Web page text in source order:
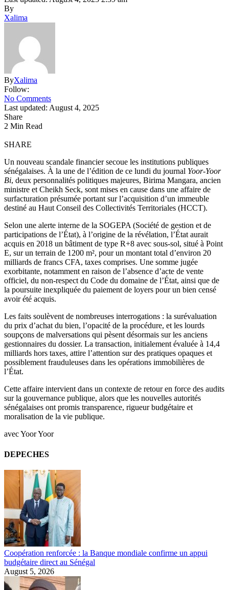
By
Xalima
ByXalima
Follow:
No Comments
Last updated: August 4, 2025
Share
2 Min Read
SHARE
Un nouveau scandale financier secoue les institutions publiques
sénégalaises. À la une de l’édition de ce lundi du journal Yoor-Yoor
Bi, deux personnalités politiques majeures, Birima Mangara, ancien
ministre et Cheikh Seck, sont mises en cause dans une affaire de
surfacturation présumée portant sur l’acquisition d’un immeuble
destiné au Haut Conseil des Collectivités Territoriales (HCCT).
Selon une alerte interne de la SOGEPA (Société de gestion et de
participations de l’État), à l’origine de la révélation, l’État aurait
acquis en 2018 un bâtiment de type R+8 avec sous-sol, situé à Point
E, sur un terrain de 1200 m², pour un montant total d’environ 20
milliards de francs CFA, taxes comprises. Une somme jugée
exorbitante, notamment en raison de l’absence d’acte de vente
officiel, du non-respect du Code du domaine de l’État, ainsi que de
la poursuite inexpliquée du paiement de loyers pour un bien censé
avoir été acquis.
Les faits soulèvent de nombreuses interrogations : la surévaluation
du prix d’achat du bien, l’opacité de la procédure, et les lourds
soupçons de malversations qui pèsent désormais sur les anciens
gestionnaires du dossier. La transaction, initialement évaluée à 14,4
milliards hors taxes, attire l’attention sur des pratiques opaques et
possiblement frauduleuses dans les opérations immobilières de
l’État.
Cette affaire intervient dans un contexte de retour en force des audits
sur la gouvernance publique, alors que les nouvelles autorités
sénégalaises ont promis transparence, rigueur budgétaire et
moralisation de la vie publique.
avec Yoor Yoor
DEPECHES
Coopération renforcée : la Banque mondiale confirme un appui
budgétaire direct au Sénégal
August 5, 2026